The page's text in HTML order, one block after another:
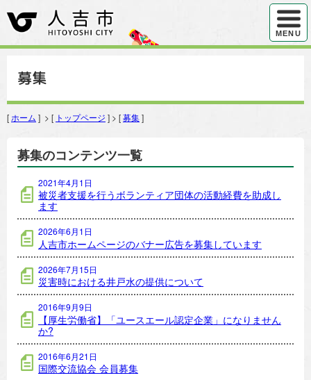
ハンバ
MENU
募集
[ ホーム ] > [ トップページ ] > [募集]
募集のコンテンツ一覧
2021年4月1日
被災者支援を行うボランティア団体の活動経費を助成し
ます
2026年6月1日
人吉市ホームページのバナー広告を募集しています
2026年7月15日
災害時における井戸水の提供について
2016年9月9日
【厚生労働省】「ユースエール認定企業」になりません
か?
2016年6月21日
国際交流協会 会員募集